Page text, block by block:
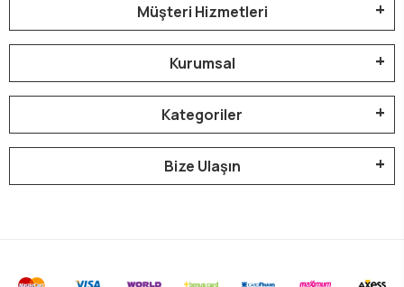
Müşteri Hizmetleri
Kurumsal
Kategoriler
Bize Ulaşın